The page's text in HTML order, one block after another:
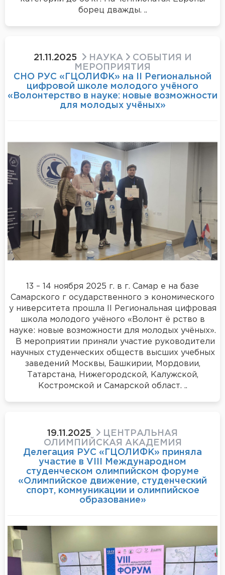
борец дважды. ..
21.11.2025 НАУКА
СОБЫТИЯ И
МЕРОПРИЯТИЯ
СНО РУС «ГЦОЛИФК» на II Региональной
цифровой школе молодого учёного
«Волонтерство в науке: новые возможности
для молодых учёных»
13 – 14 ноября 2025 г. в г. Самар е на базе
Самарского г осударственного э кономического
у ниверситета прошла II Региональная цифровая
школа молодого учёного «Волонт ё рство в
науке: новые возможности для молодых учёных».
В мероприятии приняли участие руководители
научных студенческих обществ высших учебных
заведений Москвы, Башкирии, Мордовии,
Татарстана, Нижегородской, Калужской,
Костромской и Самарской област. ..
19.11.2025
ЦЕНТРАЛЬНАЯ
ОЛИМПИЙСКАЯ АКАДЕМИЯ
Делегация РУС «ГЦОЛИФК» приняла
участие в VIII Международном
студенческом олимпийском форуме
«Олимпийское движение, студенческий
спорт, коммуникации и олимпийское
образование»